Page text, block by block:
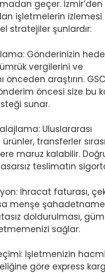
geçer. İzmir’den
işletmelerin izlemesi
stratejiler şunlardır:
Gönderinizin
vergilerini ve
önceden araştırın.
öncesi size bu
sunar.
Uluslararası
ürünler, transferler
maruz kalabilir.
teslimatın
İhracat faturası,
menşe
doldurulması,
sağlar.
İşletmenizin
göre express